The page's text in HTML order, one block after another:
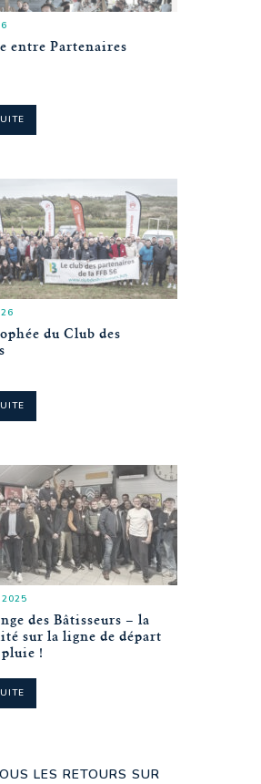
entre Partenaires
du Club des
2025
des Bâtisseurs – la
sur la ligne de départ
!
LES RETOURS SUR